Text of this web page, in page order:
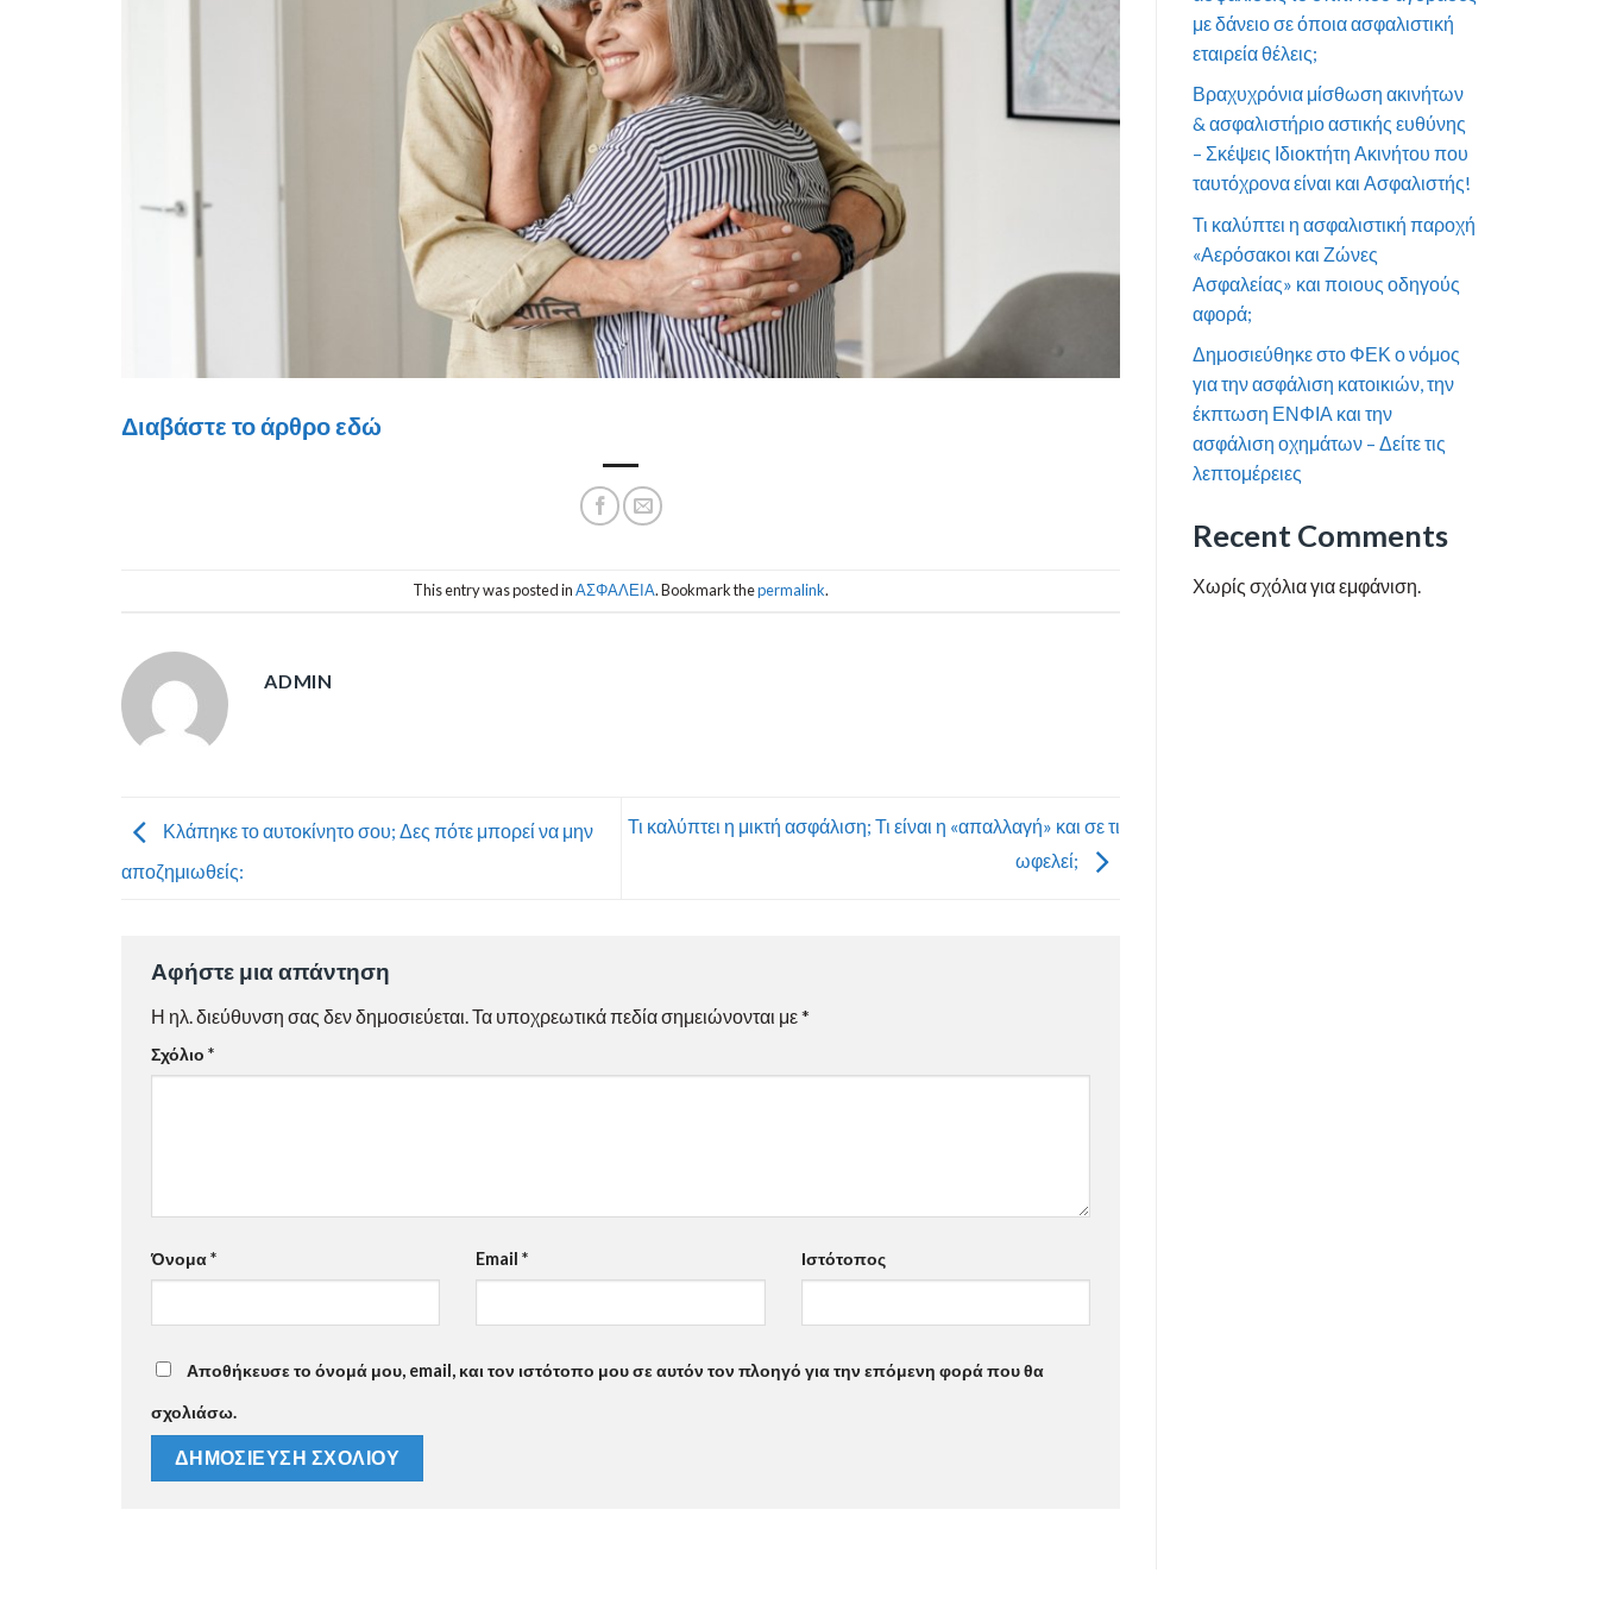
Διαβάστε το άρθρο εδώ
This entry was posted inΑΣΦΑΛΕΙΑ. Bookmark thepermalink.
ADMIN
Κλάπηκε το αυτοκίνητο σου; Δες πότε μπορεί να μην
αποζημιωθείς:
Τι καλύπτει η μικτή ασφάλιση; Τι είναι η «απαλλαγή» και σε τι
ωφελεί;
Αφήστε μια απάντηση
Η ηλ. διεύθυνση σας δεν δημοσιεύεται.Τα υποχρεωτικά πεδία σημειώνονται με*
Σχόλιο *
Όνομα* Email* Ιστότοπος
Αποθήκευσε το όνομά μου, email, και τον ιστότοπο μου σε αυτόν τον πλοηγό για την επόμενη φορά που θα
σχολιάσω.
με δάνειο σε όποια ασφαλιστική
εταιρεία θέλεις;
Βραχυχρόνια μίσθωση ακινήτων
& ασφαλιστήριο αστικής ευθύνης
– Σκέψεις Ιδιοκτήτη Ακινήτου που
ταυτόχρονα είναι και Ασφαλιστής!
Τι καλύπτει η ασφαλιστική παροχή
«Αερόσακοι και Ζώνες
Ασφαλείας» και ποιους οδηγούς
αφορά;
Δημοσιεύθηκε στο ΦΕΚ ο νόμος
για την ασφάλιση κατοικιών, την
έκπτωση ΕΝΦΙΑ και την
ασφάλιση οχημάτων – Δείτε τις
λεπτομέρειες
Recent Comments
Χωρίς σχόλια για εμφάνιση.